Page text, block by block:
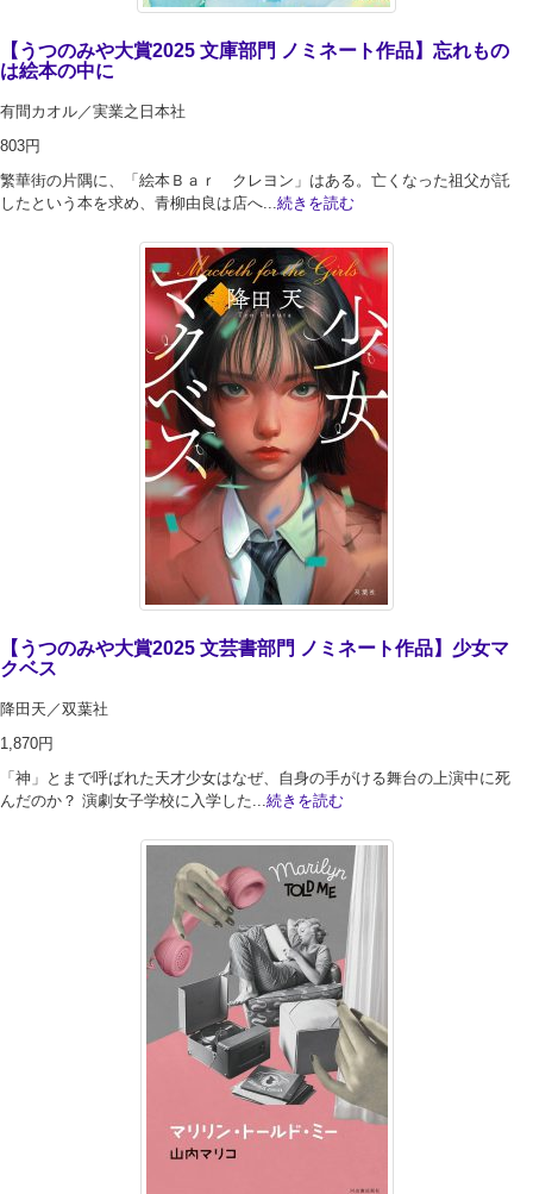
【うつのみや大賞2025 文庫部門 ノミネート作品】忘れもの
は絵本の中に
有間カオル／実業之日本社
803円
繁華街の片隅に、「絵本Ｂａｒ クレヨン」はある。亡くなった祖父が託
したという本を求め、青柳由良は店へ... 続きを読む
【うつのみや大賞2025 文芸書部門 ノミネート作品】少女マ
クベス
降田天／双葉社
1,870円
「神」とまで呼ばれた天才少女はなぜ、自身の手がける舞台の上演中に死
んだのか？ 演劇女子学校に入学した... 続きを読む